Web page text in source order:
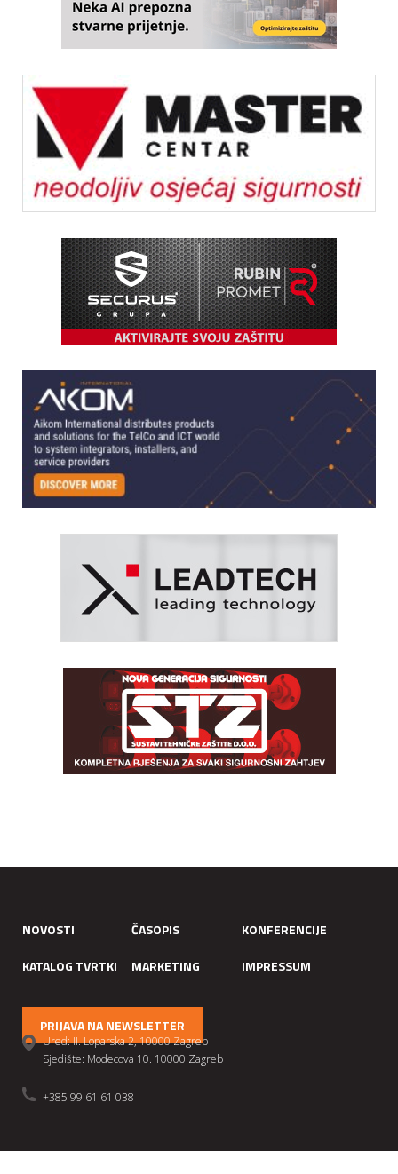
NOVOSTI ČASOPIS
KONFERENCIJE
KATALOG TVRTKI
MARKETING IMPRESSUM
PRIJAVA NA NEWSLETTER
Ured: II. Loparska 2, 10000 Zagreb
Sjedište: Modecova 10. 10000 Zagreb
+385 99 61 61 038